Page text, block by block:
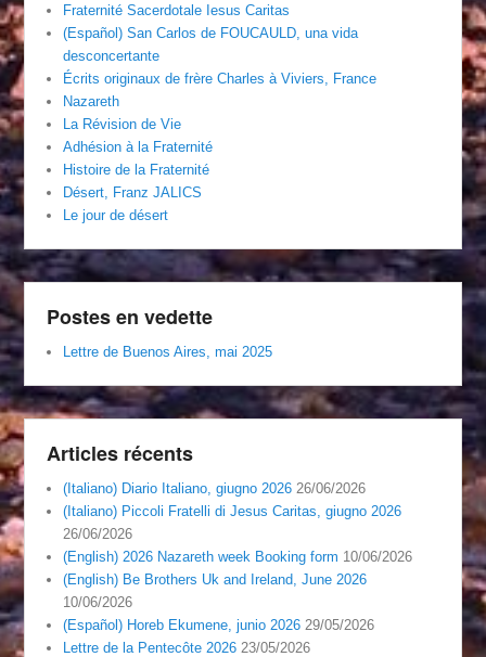
Fraternité Sacerdotale Iesus Caritas
(Español) San Carlos de FOUCAULD, una vida
desconcertante
Écrits originaux de frère Charles à Viviers, France
Nazareth
La Révision de Vie
Adhésion à la Fraternité
Histoire de la Fraternité
Désert, Franz JALICS
Le jour de désert
Postes en vedette
Lettre de Buenos Aires, mai 2025
Articles récents
(Italiano) Diario Italiano, giugno 2026 26/06/2026
(Italiano) Piccoli Fratelli di Jesus Caritas, giugno 2026
26/06/2026
(English) 2026 Nazareth week Booking form 10/06/2026
(English) Be Brothers Uk and Ireland, June 2026
10/06/2026
(Español) Horeb Ekumene, junio 2026 29/05/2026
Lettre de la Pentecôte 2026 23/05/2026